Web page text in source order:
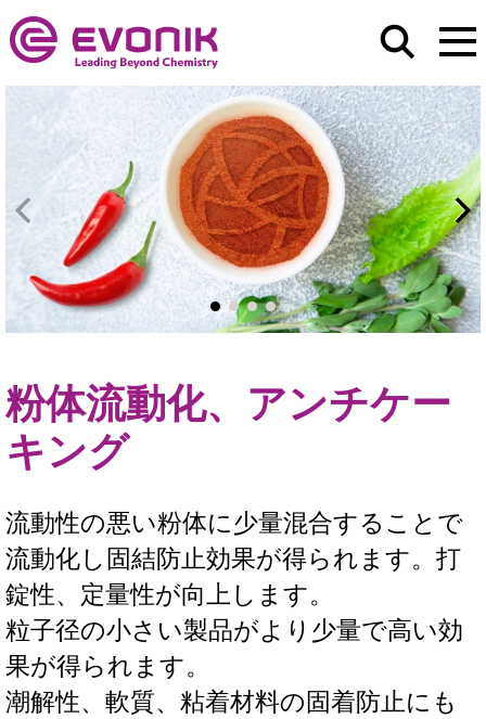
粉体流動化、アンチケー
キング
流動性の悪い粉体に少量混合することで
流動化し固結防止効果が得られます。打
錠性、定量性が向上します。
粒子径の小さい製品がより少量で高い効
果が得られます。
潮解性、軟質、粘着材料の固着防止にも